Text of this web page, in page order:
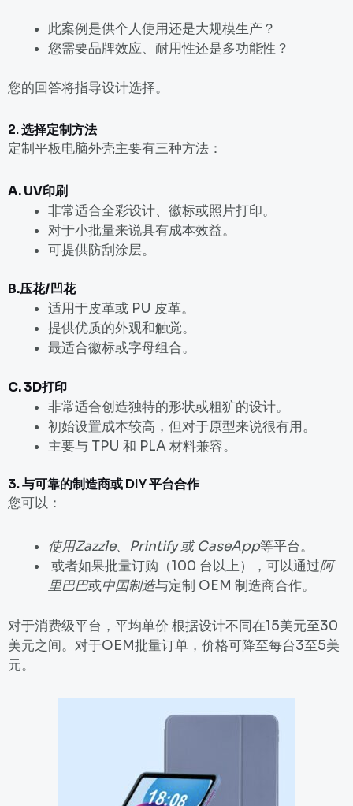
此案例是供个人使用还是大规模生产？
您需要品牌效应、 耐用性还是多功能性 ？
您的回答将指导设计选择。
2. 选择定制方法
定制平板电脑外壳主要有三种方法：
A.UV印刷
非常适合全彩设计、徽标或照片打印。
对于小批量来说具有成本效益。
可提供防刮涂层。
B.压花/凹花
适用于皮革或 PU 皮革。
提供优质的外观和触觉。
最适合徽标或字母组合。
C.3D打印
非常适合创造独特的形状或粗犷的设计。
初始设置成本较高，但对于原型来说很有用。
主要与 TPU 和 PLA 材料兼容。
3. 与可靠的制造商或 DIY 平台合作
您可以：
使用Zazzle、Printify 或 CaseApp等平台。
或者如果批量订购（100 台以上），可以通过阿
里巴巴或中国制造与定制 OEM 制造商合作。
对于消费级平台，平均单价 根据设计不同在15美元至30
美元之间。对于OEM批量订单，价格可降至每台3至5美
元。